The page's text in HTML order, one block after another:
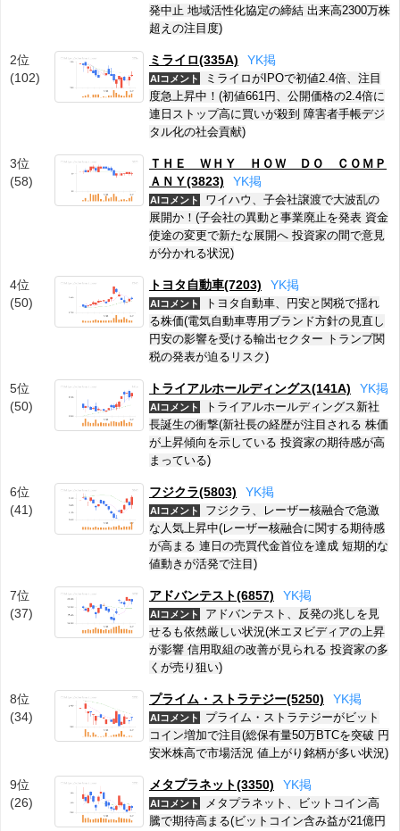
発中止 地域活性化協定の締結 出来高2300万株
超えの注目度)
2位
(102)
ミライロ(335A) YK掲
AIコメント
ミライロがIPOで初値2.4倍、注目
度急上昇中！(初値661円、公開価格の2.4倍に
連日ストップ高に買いが殺到 障害者手帳デジ
タル化の社会貢献)
3位
(58)
ＴＨＥ ＷＨＹ ＨＯＷ ＤＯ ＣＯＭＰ
ＡＮＹ(3823)
YK掲
AIコメント
ワイハウ、子会社譲渡で大波乱の
展開か！(子会社の異動と事業廃止を発表 資金
使途の変更で新たな展開へ 投資家の間で意見
が分かれる状況)
4位
(50)
トヨタ自動車(7203) YK掲
AIコメント
トヨタ自動車、円安と関税で揺れ
る株価(電気自動車専用ブランド方針の見直し
円安の影響を受ける輸出セクター トランプ関
税の発表が迫るリスク)
5位
(50)
トライアルホールディングス(141A) YK掲
AIコメント
トライアルホールディングス新社
長誕生の衝撃(新社長の経歴が注目される 株価
が上昇傾向を示している 投資家の期待感が高
まっている)
6位
(41)
フジクラ(5803) YK掲
AIコメント
フジクラ、レーザー核融合で急激
な人気上昇中(レーザー核融合に関する期待感
が高まる 連日の売買代金首位を達成 短期的な
値動きが活発で注目)
7位
(37)
アドバンテスト(6857) YK掲
AIコメント
アドバンテスト、反発の兆しを見
せるも依然厳しい状況(米エヌビディアの上昇
が影響 信用取組の改善が見られる 投資家の多
くが売り狙い)
8位
(34)
プライム・ストラテジー(5250) YK掲
AIコメント
プライム・ストラテジーがビット
コイン増加で注目(総保有量50万BTCを突破 円
安米株高で市場活況 値上がり銘柄が多い状況)
9位
(26)
メタプラネット(3350) YK掲
AIコメント
メタプラネット、ビットコイン高
騰で期待高まる(ビットコイン含み益が21億円